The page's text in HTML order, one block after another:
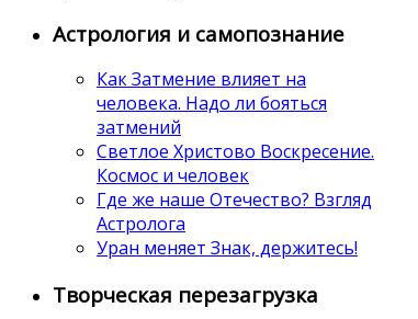
Астрология и самопознание
Как Затмение влияет на
человека. Надо ли бояться
затмений
Светлое Христово Воскресение.
Космос и человек
Где же наше Отечество? Взгляд
Астролога
Уран меняет Знак, держитесь!
Творческая перезагрузка